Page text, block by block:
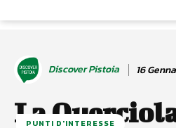
Discover Pistoia 16
La
PUNTI D'INTERESSE